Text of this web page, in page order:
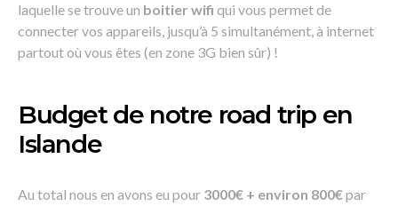
laquelle se trouve un boitier wifi qui vous permet de
connecter vos appareils, jusqu’à 5 simultanément, à internet
partout où vous êtes (en zone 3G bien sûr) !
Budget de notre road trip en
Islande
Au total nous en avons eu pour 3000€ + environ 800€par